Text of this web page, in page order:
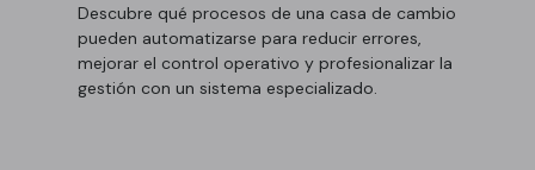
Descubre qué procesos de una casa de cambio
pueden automatizarse para reducir errores,
mejorar el control operativo y profesionalizar la
gestión con un sistema especializado.